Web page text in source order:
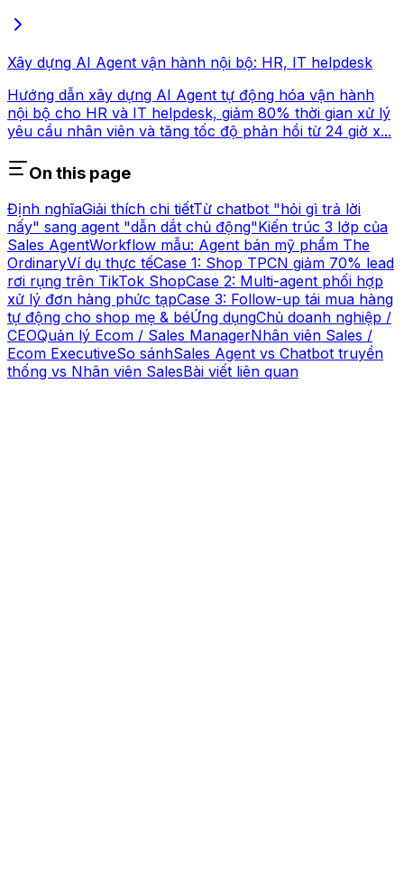
Xây dựng AI Agent vận hành nội bộ: HR, IT helpdesk
Hướng dẫn xây dựng AI Agent tự động hóa vận hành
nội bộ cho HR và IT helpdesk, giảm 80% thời gian xử lý
yêu cầu nhân viên và tăng tốc độ phản hồi từ 24 giờ x...
On this page
Định nghĩaGiải thích chi tiếtTừ chatbot "hỏi gì trả lời
nấy" sang agent "dẫn dắt chủ động"Kiến trúc 3 lớp của
Sales AgentWorkflow mẫu: Agent bán mỹ phẩm The
OrdinaryVí dụ thực tếCase 1: Shop TPCN giảm 70% lead
rơi rụng trên TikTok ShopCase 2: Multi-agent phối hợp
xử lý đơn hàng phức tạpCase 3: Follow-up tái mua hàng
tự động cho shop mẹ & béỨng dụngChủ doanh nghiệp /
CEOQuản lý Ecom / Sales ManagerNhân viên Sales /
Ecom ExecutiveSo sánhSales Agent vs Chatbot truyền
thống vs Nhân viên SalesBài viết liên quan